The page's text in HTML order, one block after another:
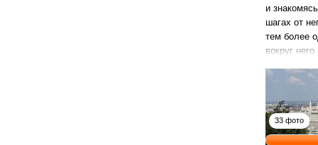
и
шагах от
тем более
вокруг
33 фото